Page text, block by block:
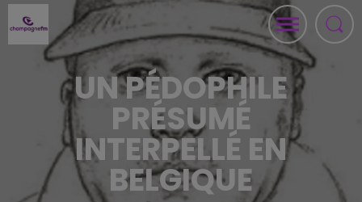
UN PÉDOPHILE
PRÉSUMÉ
INTERPELLÉ EN
BELGIQUE